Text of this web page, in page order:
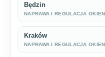
Będzin
NAPRAWA I REGULACJA OKIEN
Kraków
NAPRAWA I REGULACJA OKIEN